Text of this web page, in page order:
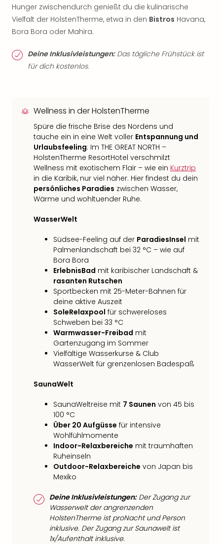
Hunger zwischendurch genießt du die kulinarische
Vielfalt der HolstenTherme, etwa in den Bistros Havana,
Bora Bora oder Mahira.
Deine Inklusivleistungen:Das tägliche Frühstück ist
für dich kostenlos.
Wellness in der HolstenTherme
Spüre die frische Brise des Nordens und
tauche ein in eine Welt voller Entspannung und
Urlaubsfeeling: Im THE GREAT NORTH –
HolstenTherme ResortHotel verschmilzt
Wellness mit exotischem Flair – wie ein Kurztrip
in die Karibik, nur viel näher. Hier findest du dein
persönliches Paradies zwischen Wasser,
Wärme und wohltuender Ruhe.
WasserWelt
Südsee-Feeling auf der ParadiesInsel mit
Palmenlandschaft bei 32 °C – wie auf
Bora Bora
ErlebnisBad mit karibischer Landschaft &
rasanten Rutschen
Sportbecken mit 25-Meter-Bahnen für
deine aktive Auszeit
SoleRelaxpool für schwereloses
Schweben bei 33 °C
Warmwasser-Freibad mit
Gartenzugang im Sommer
Vielfältige Wasserkurse & Club
WasserWelt für grenzenlosen Badespaß
SaunaWelt
SaunaWeltreise mit 7 Saunen von 45 bis
100 °C
Über 20 Aufgüsse für intensive
Wohlfühlmomente
Indoor-Relaxbereiche mit traumhaften
Ruheinseln
Outdoor-Relaxbereiche von Japan bis
Mexiko
Deine Inklusivleistungen:Der Zugang zur
Wasserwelt der angrenzenden
HolstenTherme ist proNacht und Person
inklusive. Der Zugang zur Saunawelt ist
1x/Aufenthalt inklusive.